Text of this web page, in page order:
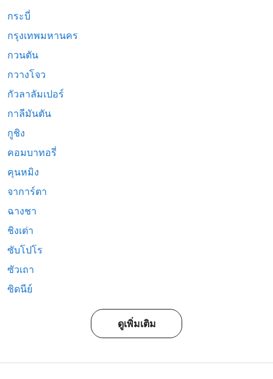
กระบี่
กรุงเทพมหานคร
กวนตัน
กวางโจว
กัวลาลัมเปอร์
กาลีมันตัน
กูชิง
คอมบาทอรี่
คุนหมิง
จาการ์ตา
ฉางชา
ชิงเต่า
ซับโปโร
ซัวเถา
ซิดนีย์
ดูเพิ่มเติม